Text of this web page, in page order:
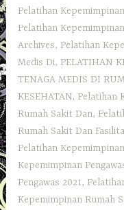
Pelatihan
Pelatihan
Archives, Pelatihan
Medis Di, PELATIHAN
TENAGA MEDIS DI
KESEHATAN, Pelatihan
Rumah Sakit Dan,
Rumah Sakit Dan
Pelatihan
Kepemimpinan
Pengawas 2021,
Kepemimpinan Rumah